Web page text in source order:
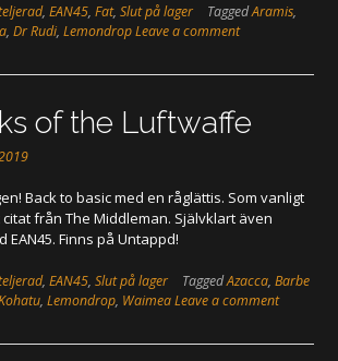
, EAN45, Fat, Slut på lager TaggedAramis,
, Dr Rudi, LemondropLeave a comment
of the Luftwaffe
Back to basic med en råglättis. Som vanligt
från The Middleman. Självklart även
Finns på Untappd!
, EAN45, Slut på lager TaggedAzacca, Barbe
, Lemondrop, WaimeaLeave a comment